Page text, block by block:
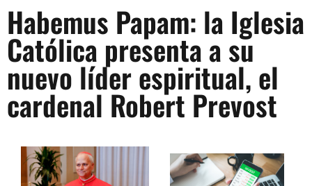
Habemus Papam: la Iglesia
Católica presenta a su
nuevo líder espiritual, el
cardenal Robert Prevost